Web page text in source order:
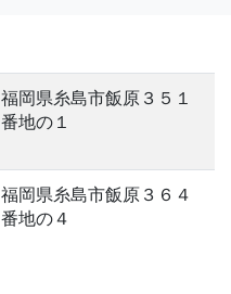
福岡県糸島市飯原３５１
番地の１
福岡県糸島市飯原３６４
番地の４